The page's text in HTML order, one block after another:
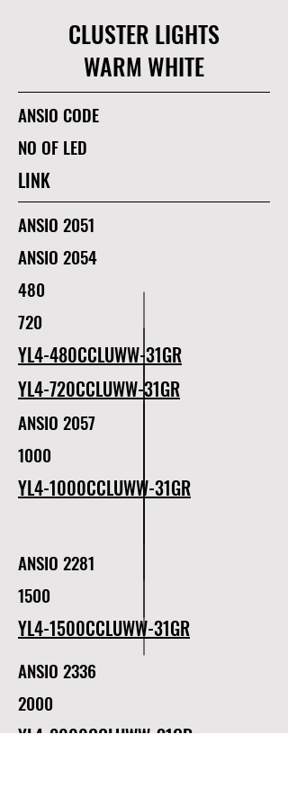
CLUSTER LIGHTS
WARM WHITE
ANSIO CODE
NO OF LED
LINK
ANSIO 2051
ANSIO 2054
480
720
YL4-480CCLUWW-31GR
YL4-720CCLUWW-31GR
ANSIO 2057
1000
YL4-1000CCLUWW-31GR
ANSIO 2281
1500
YL4-1500CCLUWW-31GR
ANSIO 2336
2000
YL4-2000CCLUWW-31GR